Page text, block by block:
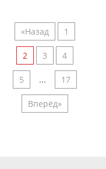
«Назад 1
2 3 4
5 ... 17
Вперёд»